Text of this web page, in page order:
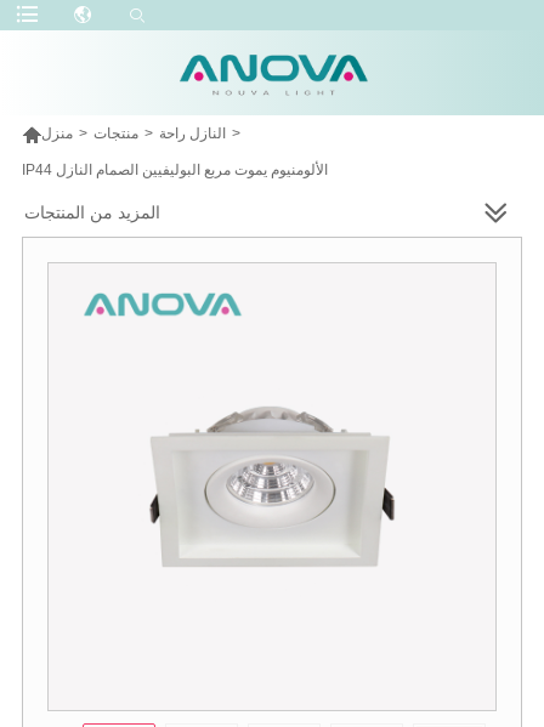
منزل > منتجات > النازل راحة >
IP44 الألومنيوم يموت مربع البوليفيين الصمام النازل
المزيد من المنتجات